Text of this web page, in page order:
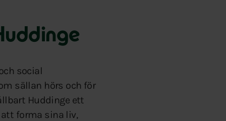
social
sällan hörs och för
Huddinge ett
forma sina liv,